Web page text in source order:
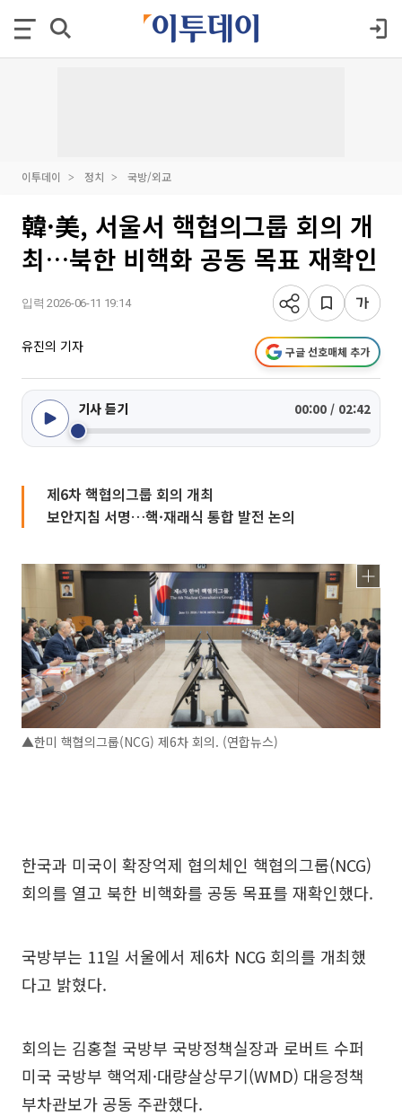
이투데이 정치 국방/외교
韓·美, 서울서 핵협의그룹 회의 개
최…북한 비핵화 공동 목표 재확인
입력 2026-06-11 19:14
유진의 기자 구글 선호매체 추가
기사 듣기 00:00 / 02:42
제6차 핵협의그룹 회의 개최
보안지침 서명…핵·재래식 통합 발전 논의
▲한미 핵협의그룹(NCG) 제6차 회의. (연합뉴스)
한국과 미국이 확장억제 협의체인 핵협의그룹(NCG)
회의를 열고 북한 비핵화를 공동 목표를 재확인했다.
국방부는 11일 서울에서 제6차 NCG 회의를 개최했
다고 밝혔다.
회의는 김홍철 국방부 국방정책실장과 로버트 수퍼
미국 국방부 핵억제·대량살상무기(WMD) 대응정책
부차관보가 공동 주관했다.